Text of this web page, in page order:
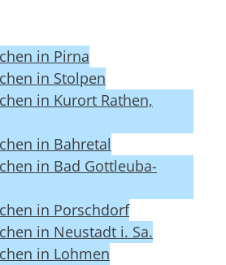
in Pirna
in Stolpen
in Kurort Rathen,
in Bahretal
in Bad Gottleuba-
in Porschdorf
in Neustadt i. Sa.
in Lohmen